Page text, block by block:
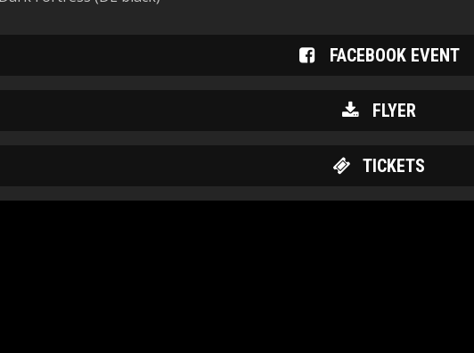
FACEBOOK EVENT
FLYER
TICKETS